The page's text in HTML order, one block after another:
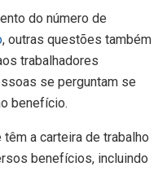
do número de
, outras questões também
trabalhadores
se perguntam se
benefício.
a carteira de trabalho
benefícios, incluindo